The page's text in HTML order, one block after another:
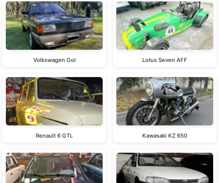
Volkswagen Gol Lotus Seven AFF
Renault 6 GTL Kawasaki KZ 650